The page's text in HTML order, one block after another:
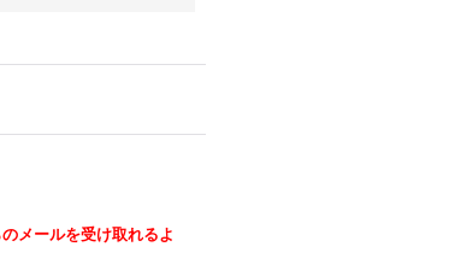
メールを受け取れるよ